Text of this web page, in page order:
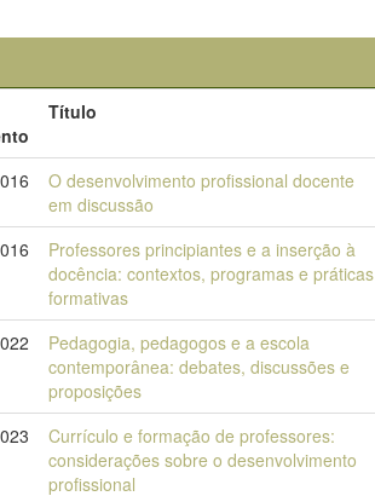
Título
O desenvolvimento profissional docente
em discussão
Professores principiantes e a inserção à
docência: contextos, programas e práticas
formativas
Pedagogia, pedagogos e a escola
contemporânea: debates, discussões e
proposições
Currículo e formação de professores:
considerações sobre o desenvolvimento
profissional